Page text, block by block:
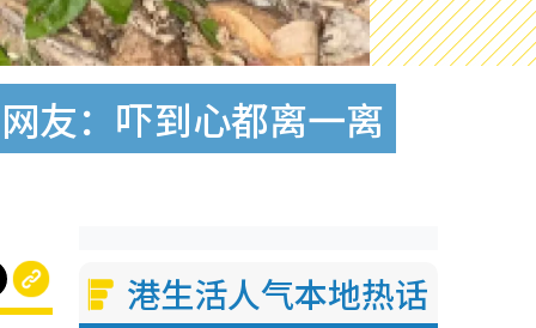
友：吓到心都离一离
港生活人气本地热话